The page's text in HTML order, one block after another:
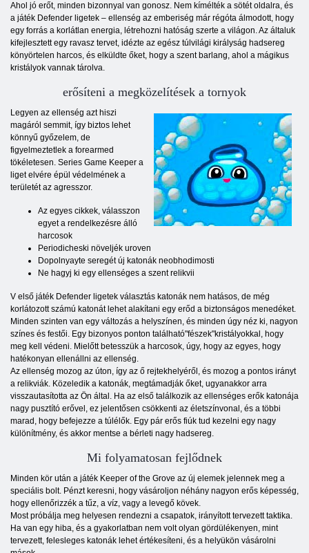
Ahol jó erőt, minden bizonnyal van gonosz. Nem kímélték a sötét oldalra, és
a játék Defender ligetek – ellenség az emberiség már régóta álmodott, hogy
egy forrás a korlátlan energia, létrehozni hatóság szerte a világon. Az általuk
kifejlesztett egy ravasz tervet, idézte az egész túlvilági királyság hadsereg
könyörtelen harcos, és elküldte őket, hogy a szent barlang, ahol a mágikus
kristályok vannak tárolva.
erősíteni a megközelítések a tornyok
Legyen az ellenség azt hiszi
magáról semmit, így biztos lehet
könnyű győzelem, de
figyelmeztetlek a forearmed
tökéletesen. Series Game Keeper a
liget elvére épül védelmének a
területét az agresszor.
Az egyes cikkek, válasszon
egyet a rendelkezésre álló
harcosok
Periodicheski növeljék uroven
Dopolnyayte seregét új katonák neobhodimosti
Ne hagyj ki egy ellenséges a szent relikvii
V első játék Defender ligetek választás katonák nem hatásos, de még
korlátozott számú katonát lehet alakítani egy erőd a biztonságos menedéket.
Minden szinten van egy változás a helyszínen, és minden úgy néz ki, nagyon
színes és festői. Egy bizonyos ponton található"fészek"kristályokkal, hogy
meg kell védeni. Mielőtt betesszük a harcosok, úgy, hogy az egyes, hogy
hatékonyan ellenállni az ellenség.
Az ellenség mozog az úton, így az ő rejtekhelyéről, és mozog a pontos irányt
a relikviák. Közeledik a katonák, megtámadják őket, ugyanakkor arra
visszautasította az Ön által. Ha az első találkozik az ellenséges erők katonája
nagy pusztító erővel, ez jelentősen csökkenti az életszínvonal, és a többi
marad, hogy befejezze a túlélők. Egy pár erős fiúk tud kezelni egy nagy
különítmény, és akkor mentse a bérleti nagy hadsereg.
Mi folyamatosan fejlődnek
Minden kör után a játék Keeper of the Grove az új elemek jelennek meg a
speciális bolt. Pénzt keresni, hogy vásároljon néhány nagyon erős képesség,
hogy ellenőrizzék a tűz, a víz, vagy a levegő kövek.
Most próbálja meg helyesen rendezni a csapatok, irányított tervezett taktika.
Ha van egy hiba, és a gyakorlatban nem volt olyan gördülékenyen, mint
tervezett, felesleges katonák lehet értékesíteni, és a helyükön vásárolni